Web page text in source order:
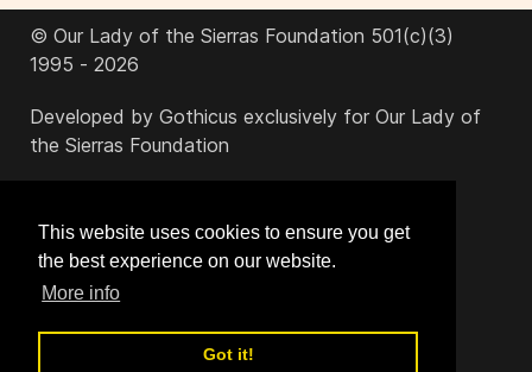
This website uses cookies to ensure you get
the best experience on our website.
More info
Got it!
© Our Lady of the Sierras Foundation 501(c)(3)
1995 - 2026
Developed by Gothicus exclusively for Our Lady of
the Sierras Foundation
office@ourladyofthesierras.org
520-378-2950